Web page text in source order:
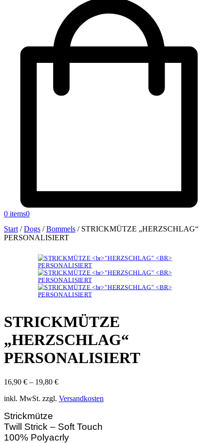
0 items0
Start /Dogs /Bommels / STRICKMÜTZE „HERZSCHLAG“
PERSONALISIERT
STRICKMÜTZE
„HERZSCHLAG“
PERSONALISIERT
16,90 € – 19,80 €
inkl. MwSt. zzgl. Versandkosten
Strickmütze
Twill Strick – Soft Touch
100% Polyacrly